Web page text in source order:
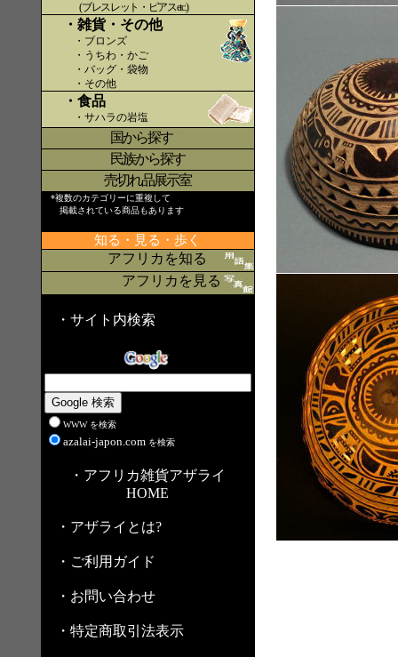
(ブレスレット・ピアスetc.)
・雑貨・その他
・ブロンズ
・うちわ・かご
・バッグ・袋物
・その他
・食品
・サハラの岩塩
国から探す〇
民族から探す
売切れ品展示室
*複数のカテゴリーに重複して
掲載されている商品もあります
知る・見る・歩く
アフリカを知る
アフリカを見る
・サイト内検索
WWW を検索
azalai-japon.com を検索
・アフリカ雑貨アザライ
HOME
・アザライとは?
・ご利用ガイド
・お問い合わせ
・特定商取引法表示